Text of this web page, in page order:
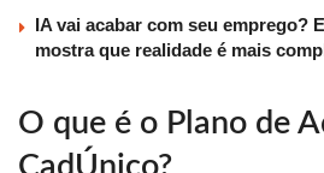
IA vai acabar com seu emprego?
mostra que realidade é mais
O que é o Plano de
CadÚnico?